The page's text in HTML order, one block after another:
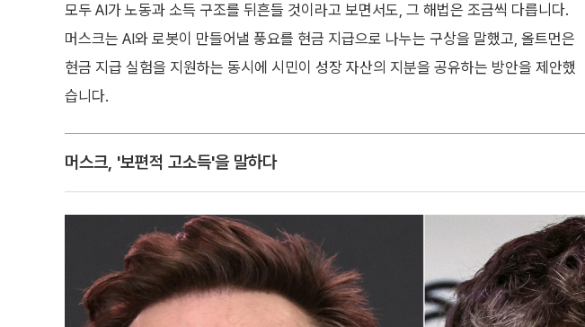
모두 AI가 노동과 소득 구조를 뒤흔들 것이라고 보면서도, 그 해법은 조금씩 다릅니다.
머스크는 AI와 로봇이 만들어낼 풍요를 현금 지급으로 나누는 구상을 말했고, 올트먼은
현금 지급 실험을 지원하는 동시에 시민이 성장 자산의 지분을 공유하는 방안을 제안했
습니다.
머스크, '보편적 고소득'을 말하다